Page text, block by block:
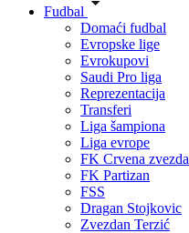
Fudbal
Domaći fudbal
Evropske lige
Evrokupovi
Saudi Pro liga
Reprezentacija
Transferi
Liga šampiona
Liga evrope
FK Crvena zvezda
FK Partizan
FSS
Dragan Stojkovic
Zvezdan Terzić